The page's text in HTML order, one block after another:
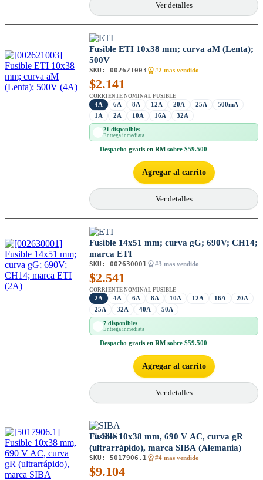
Ver detalles
Fusible ETI 10x38 mm; curva aM (Lenta);
500V
SKU: 002621003 #2 mas vendido
$2.141
CORRIENTE NOMINAL FUSIBLE
4A 6A 8A 12A 20A 25A
500mA
1A
2A 10A 16A 32A
21 disponibles
Entrega inmediata
Despacho gratis en RM sobre $59.500
Agregar al carrito
Ver detalles
Fusible 14x51 mm; curva gG; 690V; CH14;
marca ETI
SKU: 002630001 #3 mas vendido
$2.541
CORRIENTE NOMINAL FUSIBLE
2A 4A 6A 8A 10A 12A 16A
20A
25A
32A 40A 50A
7 disponibles
Entrega inmediata
Despacho gratis en RM sobre $59.500
Agregar al carrito
Ver detalles
Fusible 10x38 mm, 690 V AC, curva gR
(ultrarrápido), marca SIBA (Alemania)
SKU: 5017906.1 #4 mas vendido
$9.104